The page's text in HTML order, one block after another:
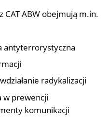
CAT ABW obejmują m.in.
antyterrorystyczna
radykalizacji
w prewencji
komunikacji